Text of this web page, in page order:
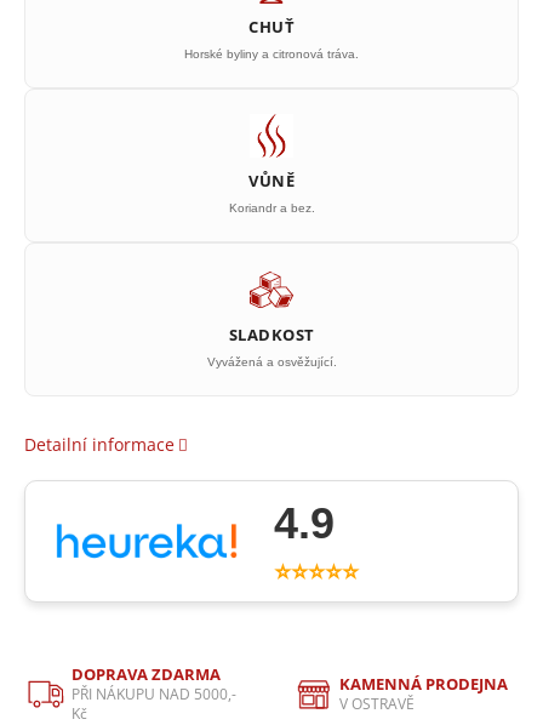
CHUŤ
Horské byliny a citronová tráva.
VŮNĚ
Koriandr a bez.
SLADKOST
Vyvážená a osvěžující.
Detailní informace
4.9
⭐⭐⭐⭐⭐
DOPRAVA ZDARMA
PŘI NÁKUPU NAD 5000,-
Kč
KAMENNÁ PRODEJNA
V OSTRAVĚ